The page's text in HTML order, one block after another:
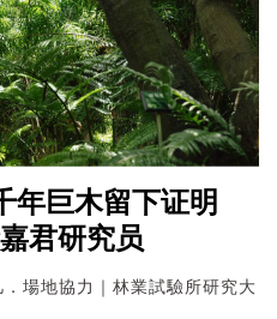
年巨木留下证明
君研究员
場地協力｜林業試驗所研究大